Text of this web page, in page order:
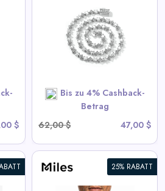
$
Bis zu 4% Cashback-
Betrag
62,00 $
47,00 $
25% RABATT